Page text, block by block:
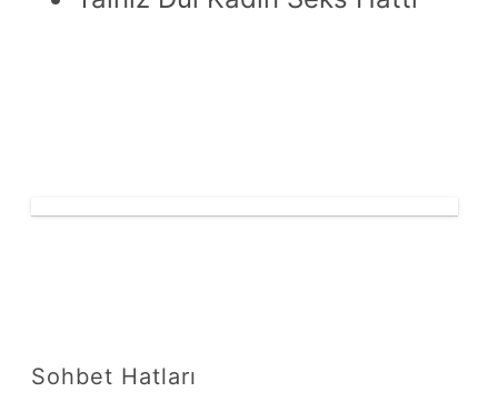
Sohbet Hatları